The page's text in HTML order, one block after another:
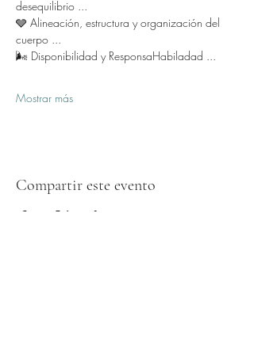
desequilibrio ...
🩶 Alineación, estructura y organización del
cuerpo ...
🌬️ Disponibilidad y ResponsaHabiladad ...
Mostrar más
Compartir este evento